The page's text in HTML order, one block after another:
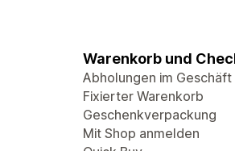
Warenkorb und
Abholungen im Geschäft
Fixierter Warenkorb
Geschenkverpackung
Mit Shop anmelden